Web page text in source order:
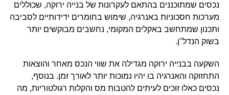
נכסים שמתוכננים בהתאם לעקרונות של בנייה ירוקה, שכוללים
מערכות חסכוניות באנרגיה, שימוש בחומרים ידידותיים לסביבה
ותכנון שמתחשב באקלים המקומי, נחשבים מבוקשים יותר
בשוק הנדל"ן.
השקעה בבנייה ירוקה מגדילה את שווי הנכס מאחר והוצאות
התחזוקה והאנרגיה בו יהיו נמוכות יותר לאורך זמן. בנוסף,
נכסים כאלו זוכים לעיתים להטבות מס והקלות רגולטוריות, מה